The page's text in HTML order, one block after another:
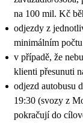
na 100 mil. Kč
odjezdy z
minimálním
v případě, že
klienti přesunuti
odjezd autobusu
19:30 (svozy z
pokračují do